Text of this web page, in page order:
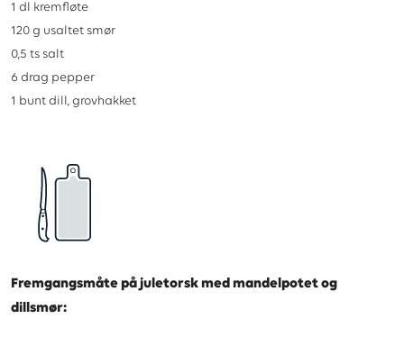
1 dl kremfløte
120 g usaltet smør
0,5 ts salt
6 drag pepper
1 bunt dill, grovhakket
Fremgangsmåte på juletorsk med mandelpotet og
dillsmør: